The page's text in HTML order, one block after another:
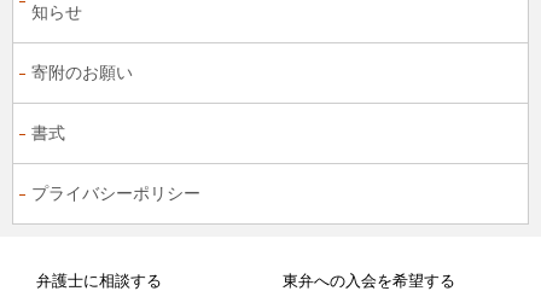
知らせ
寄附のお願い
書式
プライバシーポリシー
弁護士に相談する 東弁への入会を希望する